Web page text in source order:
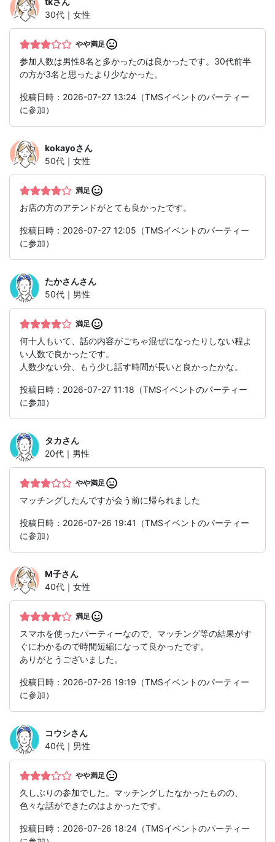
30代｜女性
やや満足
参加人数は男性8名と多かったのは良かったです。30代前半
の方が3名と思ったより少なかった。
投稿日時：2026-07-27 13:24（TMSイベントのパーティー
に参加）
kokayoさん
50代｜女性
満足
お店の方のアテンドがとても良かったです。
投稿日時：2026-07-27 12:05（TMSイベントのパーティー
に参加）
たかさんさん
50代｜男性
満足
何十人もいて、話の内容がごちゃ混ぜになったりしない程よ
い人数で良かったです。
人数少ない分、もう少し話す時間が長いと良かったかな。
投稿日時：2026-07-27 11:18（TMSイベントのパーティー
に参加）
タカさん
20代｜男性
やや満足
マッチングしたんですが会う前に帰られました
投稿日時：2026-07-26 19:41（TMSイベントのパーティー
に参加）
M子さん
40代｜女性
満足
スマホを使ったパーティーなので、マッチング等の結果がす
ぐにわかるので時間短縮になって良かったです。
ありがとうございました。
投稿日時：2026-07-26 19:19（TMSイベントのパーティー
に参加）
コウシさん
40代｜男性
やや満足
久しぶりの参加でした。マッチングしたなかったものの、
色々な話ができたのはよかったです。
投稿日時：2026-07-26 18:24（TMSイベントのパーティー